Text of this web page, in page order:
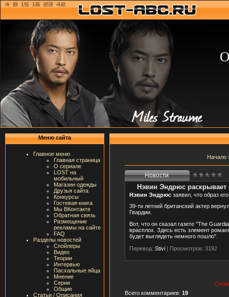
Меню сайта
Главное меню
Главная страница
О сериале
LOST на
мобильный
Магазин одежды
Друзья сайта
Конкурсы
Гостевая книга
Мы ВКонтакте
Обратная связь
Размещение
рекламы на сайте
FAQ
Разделы новостей
Спойлеры
Видео
Теории
Интервью
Пасхальные яйца
Мнение
Серии
Общие
Статьи / Описания
Начало
Нэвин Эндрюс раскрывает
Нэвин Эндрюс заявил, что образ
39-ти летний британский актер
Гвардии.
Вот, что он сказал газете "The
врасплох. Здесь есть элемент
будет выглядеть немного пошло".
Перевод: Stivi | Просмотров: 3192
Всего комментариев: 19